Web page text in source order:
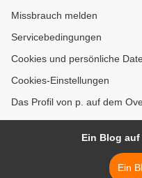
Missbrauch melden
Servicebedingungen
Cookies und persönliche
Cookies-Einstellungen
Das Profil von p. auf dem
Ein Blog
Ein